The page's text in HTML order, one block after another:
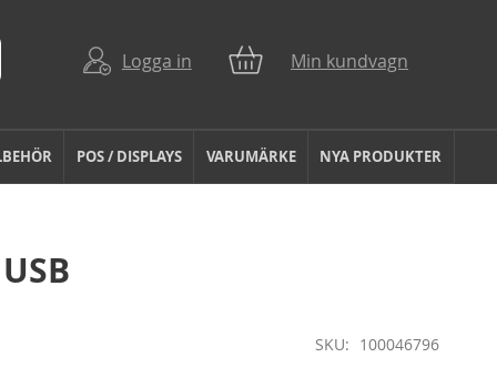
Logga in Min kundvagn
POS / DISPLAYS VARUMÄRKE NYA PRODUKTER
SKU 100046796